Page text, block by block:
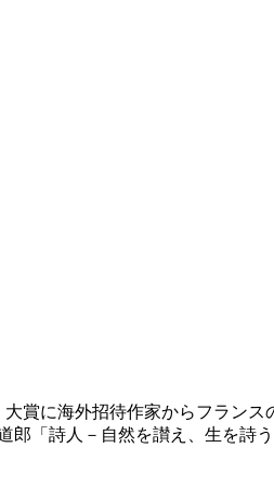
賞に海外招待作家からフランス
「詩人－自然を讃え、生を詩う